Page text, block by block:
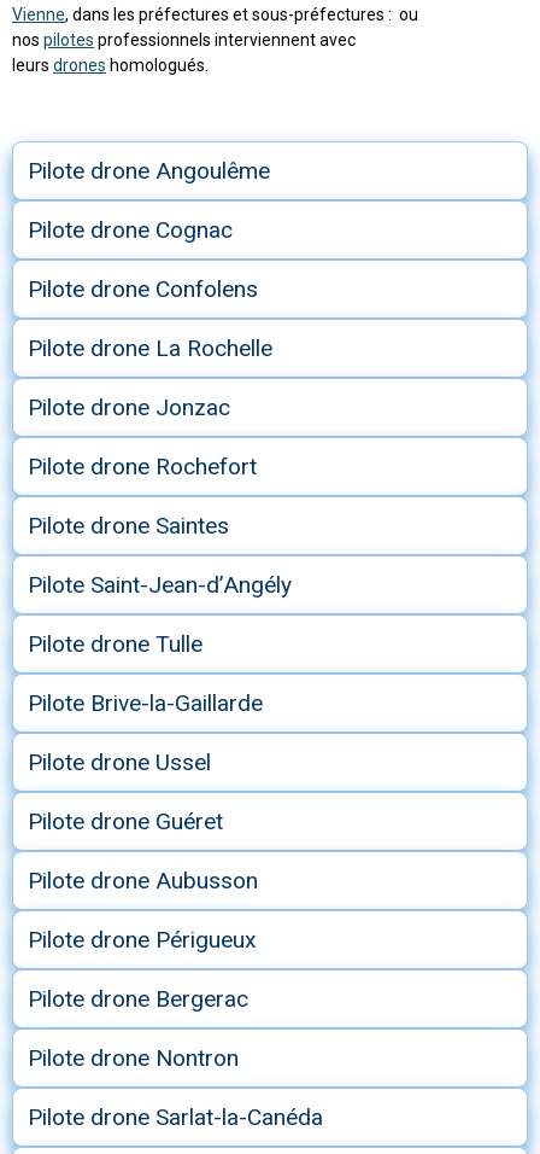
Vienne, dans les préfectures et sous-préfectures : ou
nos pilotes professionnels interviennent avec
leurs drones homologués.
Pilote drone Angoulême
Pilote drone Cognac
Pilote drone Confolens
Pilote drone La Rochelle
Pilote drone Jonzac
Pilote drone Rochefort
Pilote drone Saintes
Pilote Saint-Jean-d’Angély
Pilote drone Tulle
Pilote Brive-la-Gaillarde
Pilote drone Ussel
Pilote drone Guéret
Pilote drone Aubusson
Pilote drone Périgueux
Pilote drone Bergerac
Pilote drone Nontron
Pilote drone Sarlat-la-Canéda